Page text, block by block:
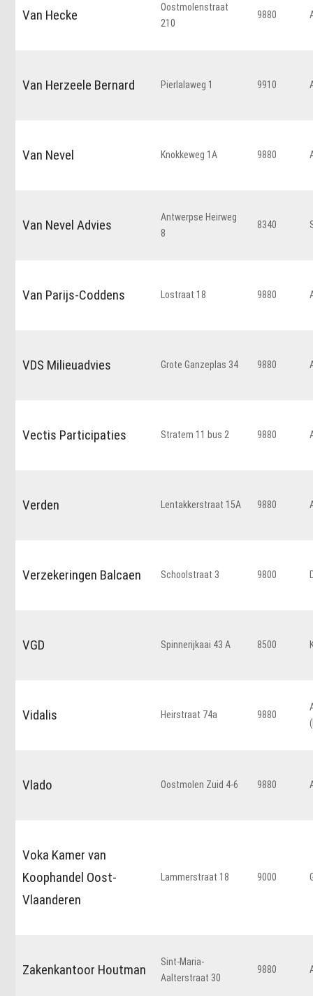
Van Hecke
Oostmolenstraat
210
9880
Van Herzeele Bernard Pierlalaweg 1 9910
Van Nevel Knokkeweg 1A 9880
Van Nevel Advies
Antwerpse Heirweg
8
8340
Van Parijs-Coddens Lostraat 18 9880
VDS Milieuadvies Grote Ganzeplas 34 9880
Vectis Participaties Stratem 11 bus 2 9880
Verden Lentakkerstraat 15A 9880
Verzekeringen Balcaen Schoolstraat 3 9800
VGD Spinnerijkaai 43 A 8500
Vidalis Heirstraat 74a 9880
Vlado Oostmolen Zuid 4-6 9880
Voka Kamer van
Koophandel Oost-
Vlaanderen
Lammerstraat 18 9000
Zakenkantoor Houtman
Sint-Maria-
Aalterstraat 30
9880